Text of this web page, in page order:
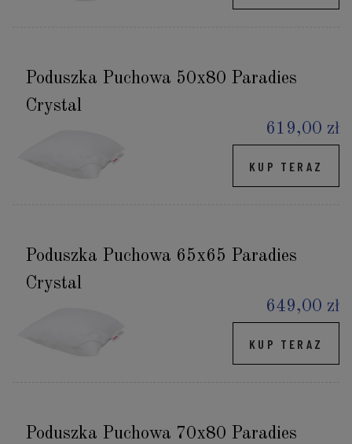
Poduszka Puchowa 50x80 Paradies
Crystal
619,00 zł
KUP TERAZ
Poduszka Puchowa 65x65 Paradies
Crystal
649,00 zł
KUP TERAZ
Poduszka Puchowa 70x80 Paradies